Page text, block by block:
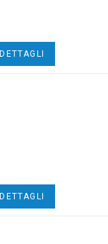
DETTAGLI
DETTAGLI